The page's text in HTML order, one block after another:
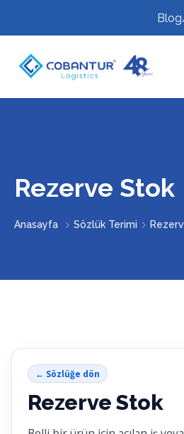
Blog
Rezerve Stok
Anasayfa Sözlük Terimi
← Sözlüğe dön
Rezerve Stok